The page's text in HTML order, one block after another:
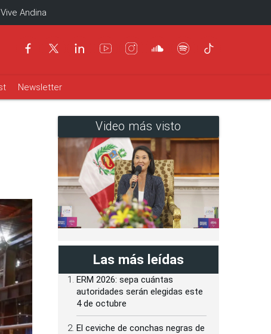
Vive Andina
Newsletter
Video más visto
Las más leídas
ERM 2026: sepa cuántas
autoridades serán elegidas este
4 de octubre
El ceviche de conchas negras de